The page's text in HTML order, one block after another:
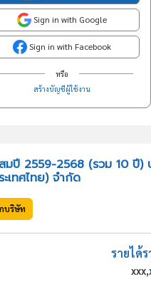
Sign in with Google
Sign in with Facebook
หรือ
สร้างบัญชีผู้ใช้งาน
มปี 2559-2568 (รวม 10 ปี)
เทศไทย) จำกัด
บริษัท
รายได้